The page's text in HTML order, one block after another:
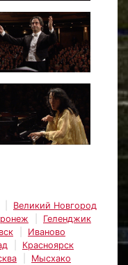
Великий Новгород
Геленджик
Иваново
Красноярск
Мысхако